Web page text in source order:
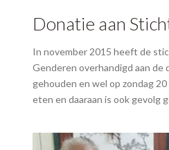
Donatie aan
In november 2015 heeft de
Genderen overhandigd aan
gehouden en wel op zondag
eten en daaraan is ook gevolg